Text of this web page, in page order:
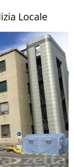
Locale